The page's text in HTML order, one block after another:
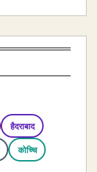
हैदराबाद
कोच्चि